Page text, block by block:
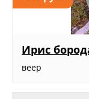
Ирис
веер